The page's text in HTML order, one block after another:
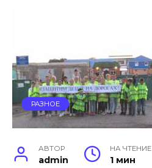
РАЗНОЕ
АВТОР
admin
НА ЧТЕНИЕ
1 мин